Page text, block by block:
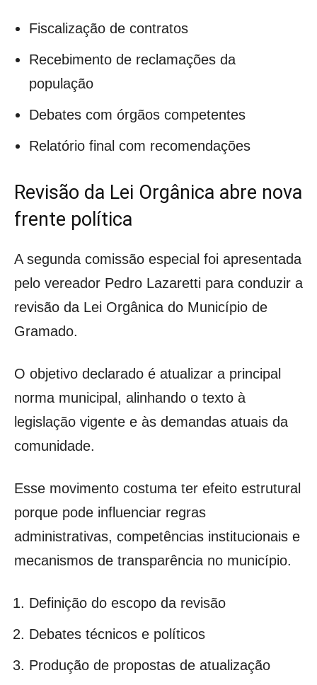
Fiscalização de contratos
Recebimento de reclamações da
população
Debates com órgãos competentes
Relatório final com recomendações
Revisão da Lei Orgânica abre nova
frente política
A segunda comissão especial foi apresentada
pelo vereador Pedro Lazaretti para conduzir a
revisão da Lei Orgânica do Município de
Gramado.
O objetivo declarado é atualizar a principal
norma municipal, alinhando o texto à
legislação vigente e às demandas atuais da
comunidade.
Esse movimento costuma ter efeito estrutural
porque pode influenciar regras
administrativas, competências institucionais e
mecanismos de transparência no município.
Definição do escopo da revisão
Debates técnicos e políticos
Produção de propostas de atualização